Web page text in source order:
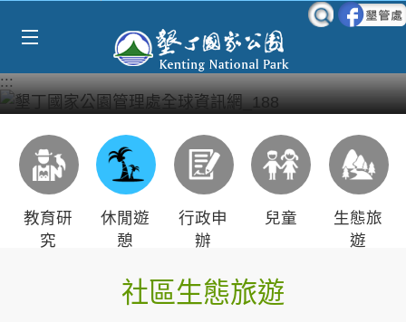
:::
教育研
究
休閒遊
憩
行政申
辦
兒童
生態旅
遊
社區生態旅遊